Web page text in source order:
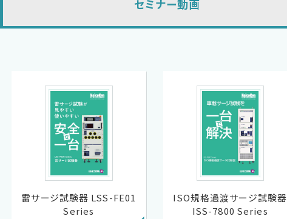
雷サージ試験器 LSS-FE01
Series
ISO規格過渡サージ試験器
ISS-7800 Series
セミナー動画